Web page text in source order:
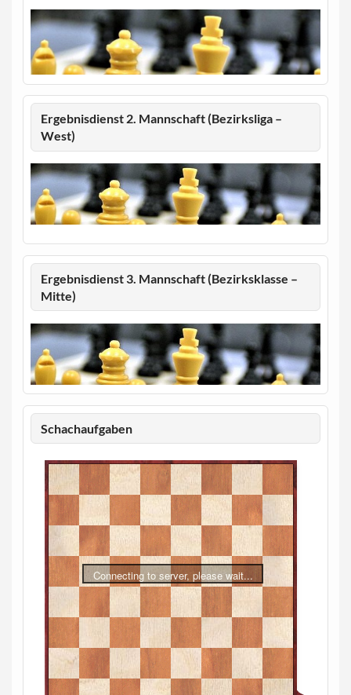
Ergebnisdienst 2. Mannschaft (Bezirksliga –
West)
Ergebnisdienst 3. Mannschaft (Bezirksklasse –
Mitte)
Schachaufgaben